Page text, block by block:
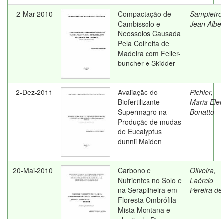
2-Mar-2010
Compactação de
Cambissolo e
Neossolos Causada
Pela Colheita de
Madeira com Feller-
buncher e Skidder
Jean
2-Dez-2011
Avaliação do
Biofertilizante
Supermagro na
Produção de mudas
de Eucalyptus
dunnii Maiden
Pichler,
Maria
Bonatto
20-Mai-2010
Carbono e
Nutrientes no Solo e
na Serapilheira em
Floresta Ombrófila
Mista Montana e
Oliveira,
Laércio
Pereira